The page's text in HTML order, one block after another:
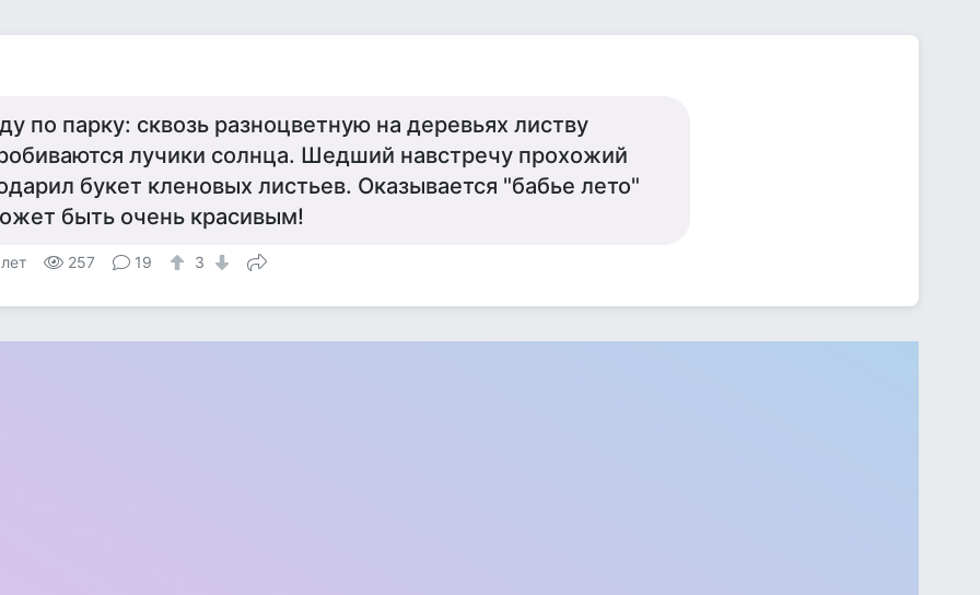
по парку: сквозь разноцветную на деревьях листву
лучики солнца. Шедший навстречу прохожий
букет кленовых листьев. Оказывается "бабье лето"
быть очень красивым!
257 19 3